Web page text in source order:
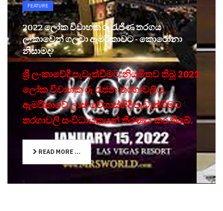
FEATURE
2022 ලෝක විවාහක රූ රැජිණ තරගය
ලංකාවෙන් ගලවා ඇමරිකාවට - කොරෝනා
නිසාමද?
ශ්‍රී ලංකාවේදී පැවැත්වීමට නියමිතව තිබූ 2021
ලෝක විවාහක රූ රැජන තරගාවලිය,
ඇමරිකාවේ ලාස් වේගාස්හිදී පැවැත්වීමට
තරගාවලි සංවිධායකයන් තීරණය කර තිබේ.
READ MORE ...